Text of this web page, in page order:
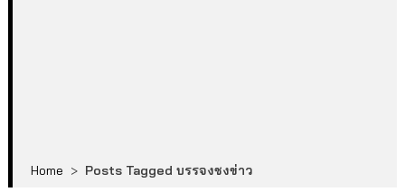
Home > Posts Tagged บรรจงชงข่าว